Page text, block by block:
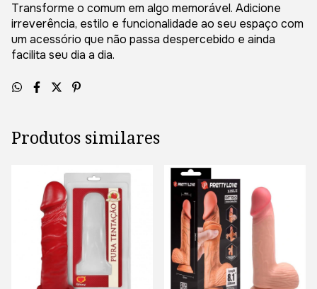
Transforme o comum em algo memorável. Adicione
irreverência, estilo e funcionalidade ao seu espaço com
um acessório que não passa despercebido e ainda
facilita seu dia a dia.
Produtos similares